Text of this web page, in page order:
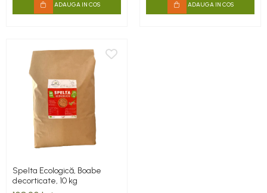
ADAUGA IN COS ADAUGA IN COS
Spelta Ecologică, Boabe
decorticate, 10 kg